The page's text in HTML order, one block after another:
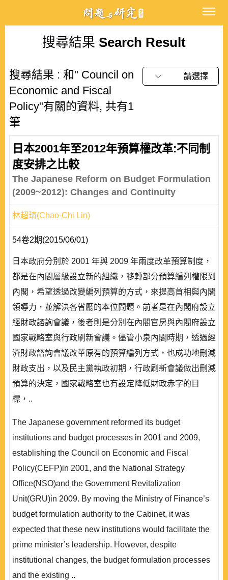
搜尋結果 Search Result
搜尋結果 : 和" Council on
Economic and Fiscal
Policy"有關的資料, 共有1
筆
請選擇
日本2001年至2012年預算權改革:不同制
度安排之比較
The Japanese Reform on Budget Formulation
(2009~2012): Changes and Continuity
林超琦(Chao-Chi Lin)
54卷2期(2015/06/01)
日本政府分別於 2001 年與 2009 年兩度改革預算制度，
都是在內閣層級設立新的組織，移轉部分預算編列權限到
內閣，希望透過改變編列預算的方式，來提高首相與內閣
領導力，並解決各省廳的本位問題。前者是在內閣府設立
經財政諮詢會議，後者則是分別在內閣官房與內閣府設立
國家戰略室與行政刷新會議。儘管小泉內閣時期，透過經
濟財政諮詢會議改革原有的預算編列方式，也成功地刪減
財政支出，以及民主黨執政初期，行政刷新會議做出刪減
預算的決定，國家戰略室也有設定降低財政赤字的目
標，..
The Japanese government reformed its budget
institutions and budget processes in 2001 and 2009,
establishing the Council on Economic and Fiscal
Policy(CEFP)in 2001, and the National Strategy
Office(NSO)and the Government Revitalization
Unit(GRU)in 2009. By moving the Ministry of Finance’s
budget formulation authority to the Cabinet, it was
expected that these new institutions would facilitate the
prime minister’s leadership. However, despite
institutional changes, the budget formulation processes
and the existing ..